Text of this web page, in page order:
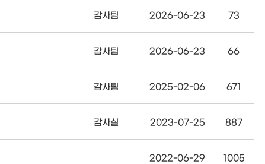
감사팀 2026-06-23 73
감사팀 2026-06-23 66
감사팀 2025-02-06 671
감사실 2023-07-25 887
2022-06-29 1005